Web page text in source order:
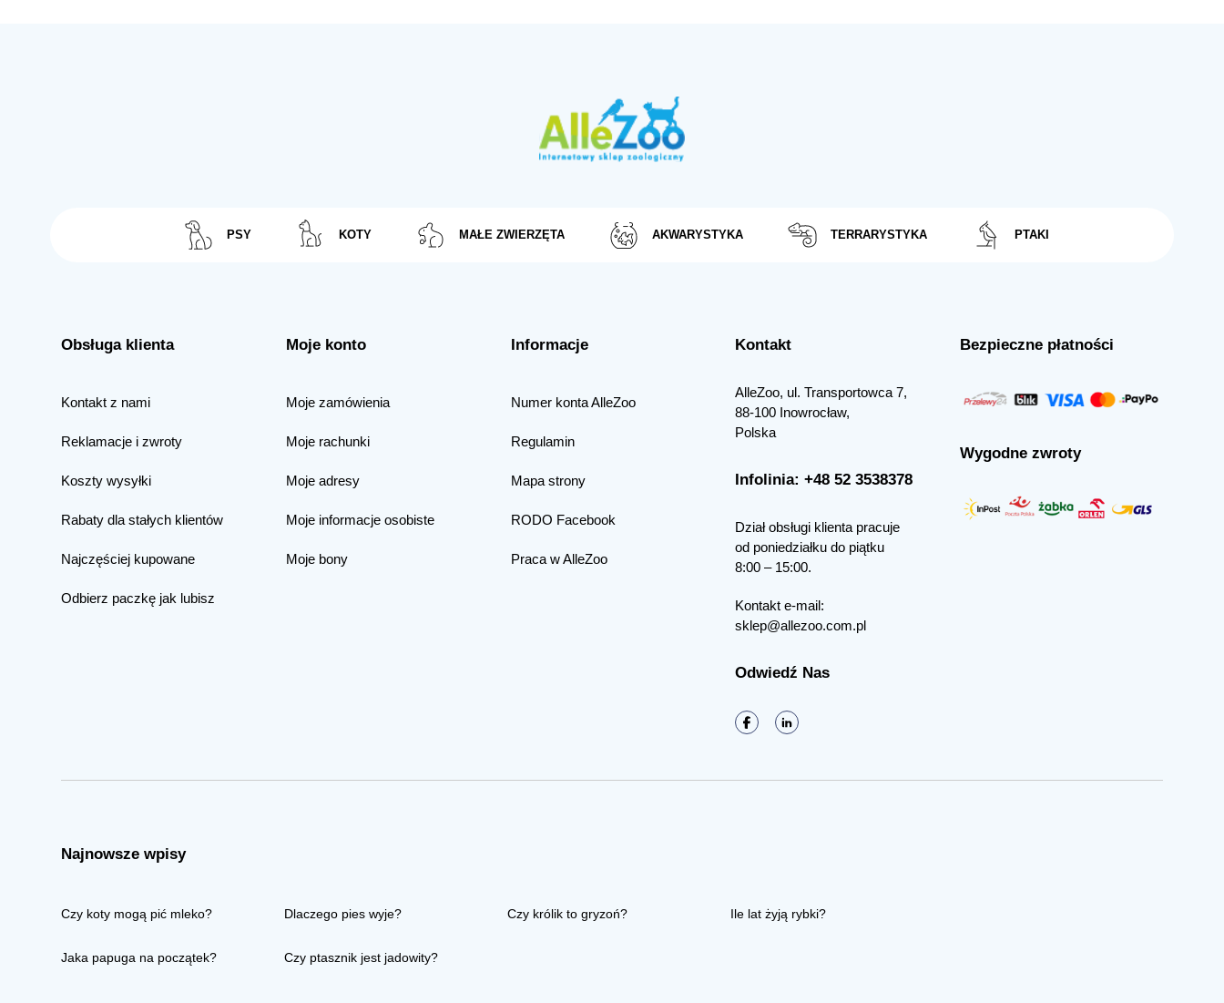
PSY KOTY MAŁE ZWIERZĘTA AKWARYSTYKA TERRARYSTYKA PTAKI
Obsługa klienta
Kontakt z nami
Reklamacje i zwroty
Koszty wysyłki
Rabaty dla stałych klientów
Najczęściej kupowane
Odbierz paczkę jak lubisz
Moje konto
Moje zamówienia
Moje rachunki
Moje adresy
Moje informacje osobiste
Moje bony
Informacje
Numer konta AlleZoo
Regulamin
Mapa strony
RODO Facebook
Praca w AlleZoo
Kontakt
AlleZoo, ul. Transportowca 7,
88-100 Inowrocław,
Polska
Infolinia: +48 52 3538378
Dział obsługi klienta pracuje
od poniedziałku do piątku
8:00 – 15:00.
Kontakt e-mail:
sklep@allezoo.com.pl
Odwiedź Nas
Bezpieczne płatności
Wygodne zwroty
Najnowsze wpisy
Czy koty mogą pić mleko? Dlaczego pies wyje? Czy królik to gryzoń? Ile lat żyją rybki?
Jaka papuga na początek? Czy ptasznik jest jadowity?